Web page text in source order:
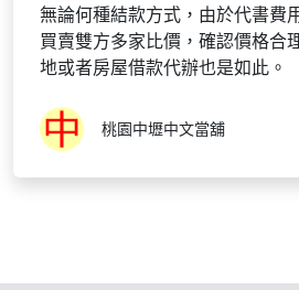
無論何種結款方式，由於代書費
買賣雙方多家比價，確認價格合
地或者房屋借款代辦也是如此。
桃園中壢中文當舖